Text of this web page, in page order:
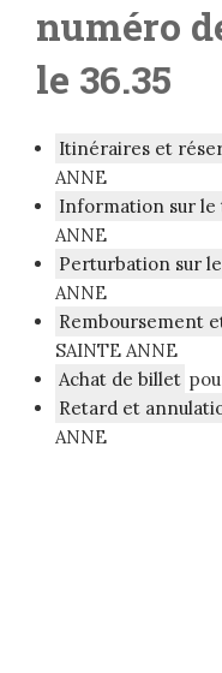
numéro
le 36.35
Itinéraires et
ANNE
Information sur le
ANNE
Perturbation sur
ANNE
Remboursement
SAINTE ANNE
Achat de billet
Retard et
ANNE